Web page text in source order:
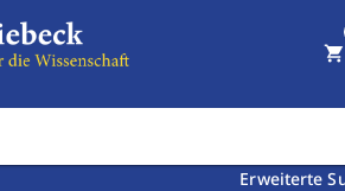
Erweiterte
shopping_cart